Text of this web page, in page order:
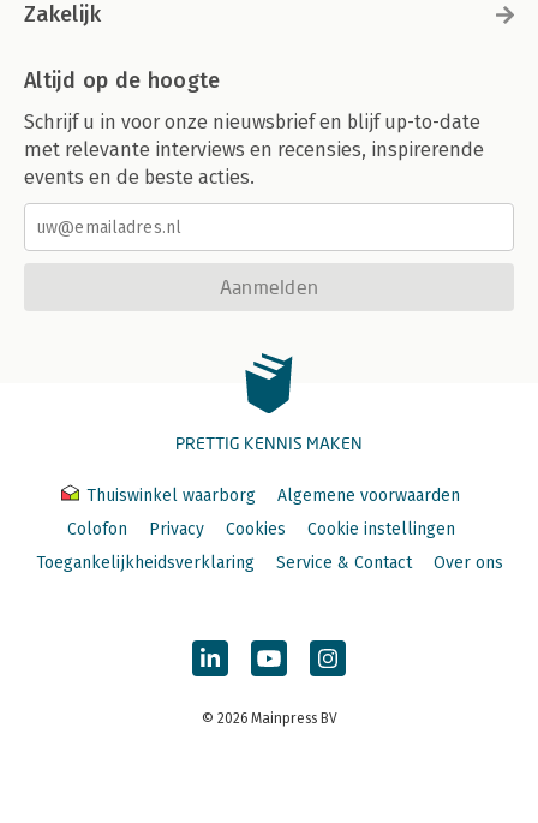
Zakelijk
Altijd op de hoogte
Schrijf u in voor onze nieuwsbrief en blijf up-to-date
met relevante interviews en recensies, inspirerende
events en de beste acties.
Aanmelden
PRETTIG KENNIS MAKEN
Thuiswinkel waarborg
Algemene voorwaarden
Colofon
Privacy Cookies
Cookie instellingen
Toegankelijkheidsverklaring
Service & Contact Over ons
© 2026 Mainpress BV